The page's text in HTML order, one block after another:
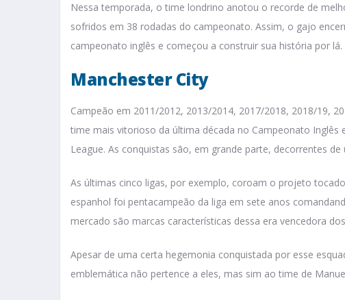
Nessa temporada, o time londrino anotou o recorde de
sofridos em 38 rodadas do campeonato. Assim, o gajo
campeonato inglês e começou a construir sua história por lá.
Manchester City
Campeão em 2011/2012, 2013/2014, 2017/2018, 2018/19,
time mais vitorioso da última década no Campeonato
League. As conquistas são, em grande parte, decorrentes
As últimas cinco ligas, por exemplo, coroam o projeto
espanhol foi pentacampeão da liga em sete anos
mercado são marcas características dessa era vencedora
Apesar de uma certa hegemonia conquistada por esse
emblemática não pertence a eles, mas sim ao time de